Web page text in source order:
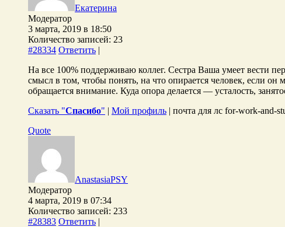
Екатерина
Модератор
3 марта, 2019 в 18:50
Количество записей: 23
#28334 Ответить |
На все 100% поддерживаю коллег. Сестра Ваша умеет вести
смысл в том, чтобы понять, на что опирается человек, если
обращается внимание. Куда опора делается — усталость,
Сказать "Спасибо" | Мой профиль | почта для лс for-work-and-
Quote
AnastasiaPSY
Модератор
4 марта, 2019 в 07:34
Количество записей: 233
#28383 Ответить |